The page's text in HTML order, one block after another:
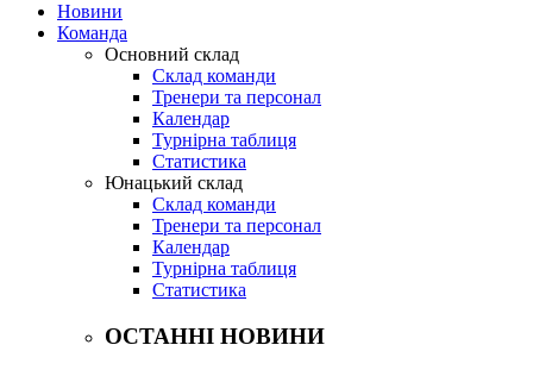
Новини
Команда
Основний склад
Склад команди
Тренери та персонал
Календар
Турнірна таблиця
Статистика
Юнацький склад
Склад команди
Тренери та персонал
Календар
Турнірна таблиця
Статистика
ОСТАННІ НОВИНИ